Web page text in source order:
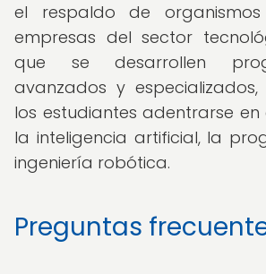
el respaldo de
empresas del sector
que se desarrollen
avanzados y
los estudiantes adentrarse
la inteligencia artificial, la
ingeniería robótica.
Preguntas